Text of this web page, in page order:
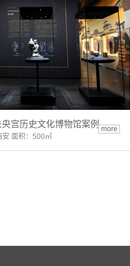
宫历史文化博物馆案例
安 面积：500㎡
more